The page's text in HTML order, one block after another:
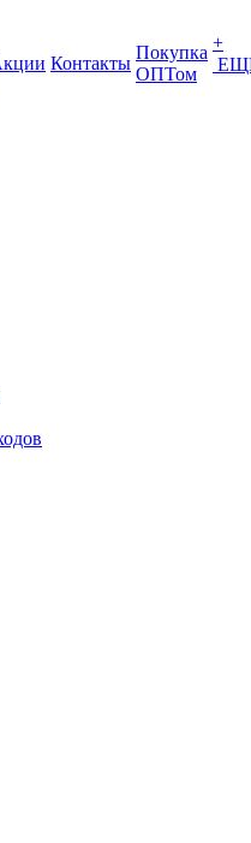
Контакты
Покупка
ОПТом
+